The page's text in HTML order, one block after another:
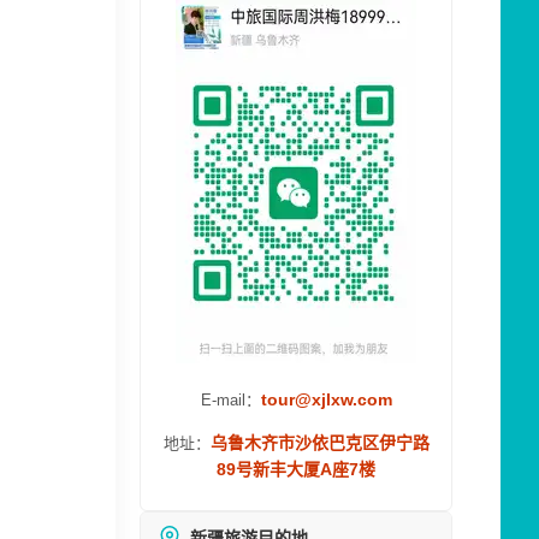
E-mail： tour@xjlxw.com
地址： 乌鲁木齐市沙依巴克区伊宁路
89号新丰大厦A座7楼